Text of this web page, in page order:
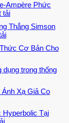
Ampère Phức
tải
Thẳng Simson
Cơ Bản Cho
dụng trong thống
Xạ Giả Co
Hyperbolic Tại